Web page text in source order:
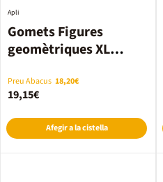
Gomets Figures
geomètriques XL
5.428u
Apli
Preu Abacus 18,20€
19,15€
Afegir a la cistella